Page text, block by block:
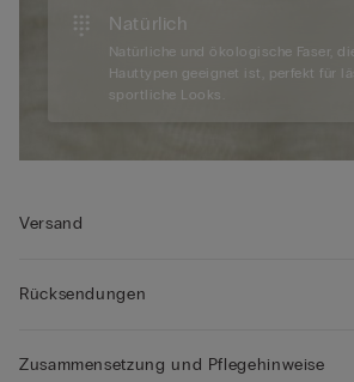
Natürlich
Natürliche und ökologische Faser,
Hauttypen geeignet ist, perfekt für
sportliche Looks.
Versand
Rücksendungen
Zusammensetzung und Pflegehinweise